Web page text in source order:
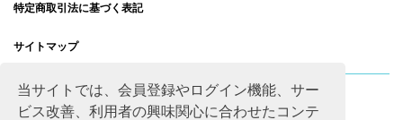
当サイトでは、会員登録やログイン機能、サー
ビス改善、利用者の興味関心に合わせたコンテ
特定商取引法に基づく表記
サイトマップ